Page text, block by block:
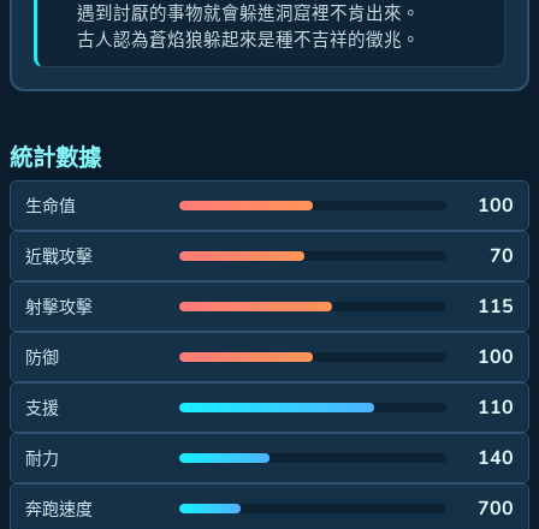
遇到討厭的事物就會躲進洞窟裡不肯出來。
古人認為蒼焰狼躲起來是種不吉祥的徵兆。
統計數據
生命值 100
近戰攻擊 70
射擊攻擊 115
防御 100
支援 110
耐力 140
奔跑速度 700